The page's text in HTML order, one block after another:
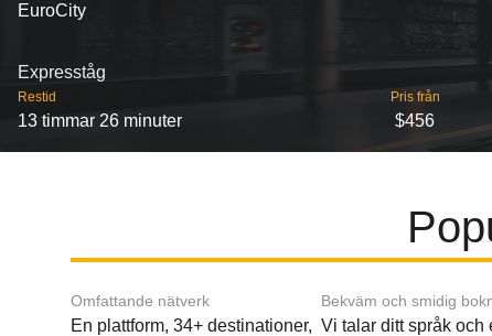
EuroCity
Expresståg
Restid
13 timmar 26 minuter
Pris från
$456
Omfattande nätverk
En plattform, 34+ destinationer,
Bekväm och smidig
Vi talar ditt språk och